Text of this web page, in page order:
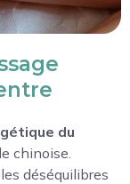
du
chinoise.
déséquilibres